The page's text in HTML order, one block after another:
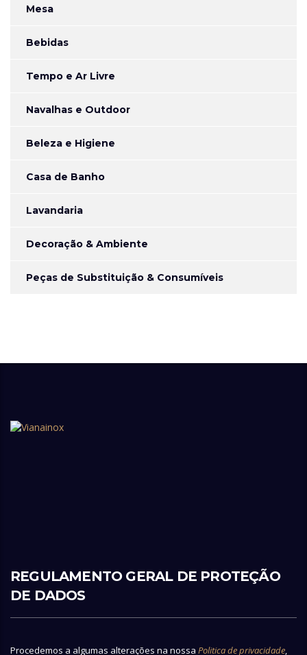
Mesa
Bebidas
Tempo e Ar Livre
Navalhas e Outdoor
Beleza e Higiene
Casa de Banho
Lavandaria
Decoração & Ambiente
Peças de Substituição & Consumíveis
REGULAMENTO GERAL DE PROTEÇÃO
DE DADOS
Procedemos a algumas alterações na nossa Politica de privacidade,